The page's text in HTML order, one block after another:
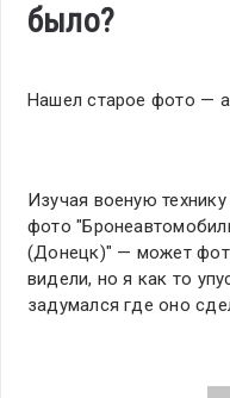
было?
Нашел старое фото —
Изучая военую
фото
(Донецк)" — может
видели, но я как то
задумался где оно